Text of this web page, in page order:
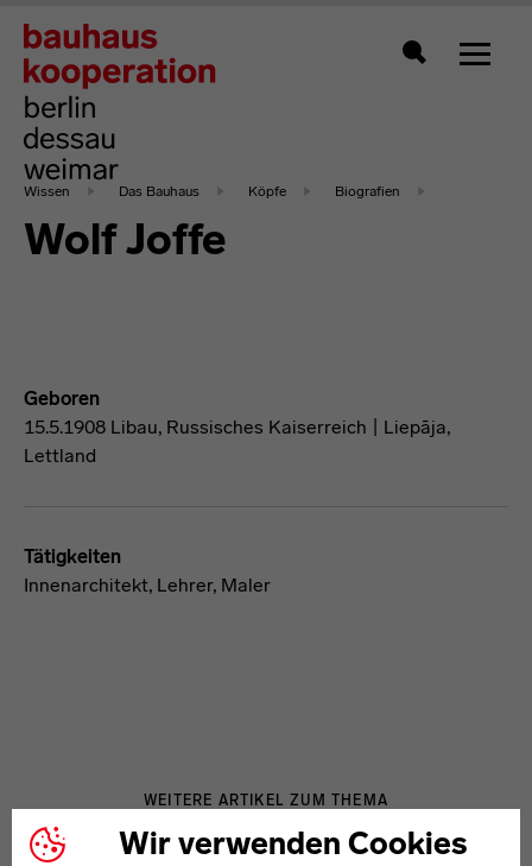
Wir verwenden Cookies
Zeigt
Wissen Das Bauhaus Köpfe Biografien
Wolf Joffe
Geboren
15.5.1908 Libau, Russisches Kaiserreich | Liepāja,
Lettland
Tätigkeiten
Innenarchitekt, Lehrer, Maler
WEITERE ARTIKEL ZUM THEMA